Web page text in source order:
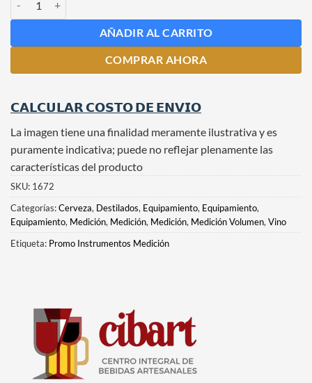
AÑADIR AL CARRITO
COMPRAR AHORA
𝗖𝗔𝗟𝗖𝗨𝗟𝗔𝗥 𝗖𝗢𝗦𝗧𝗢 𝗗𝗘 𝗘𝗡𝗩𝗜𝗢
La imagen tiene una finalidad meramente ilustrativa y es
puramente indicativa; puede no reflejar plenamente las
características del producto
SKU: 1672
Categorías:Cerveza, Destilados, Equipamiento, Equipamiento,
Equipamiento, Medición, Medición, Medición, Medición Volumen, Vino
Etiqueta: Promo Instrumentos Medición